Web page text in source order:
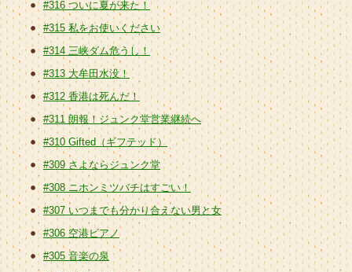
#316 ついに夏が来た！
#315 私をお使いください
#314 三峡ダム危うし！
#313 大牟田水没！
#312 香港は死んだ！
#311 朗報！ジュンク堂営業継続へ
#310 Gifted（ギフテッド）
#309 さよならジュンク堂
#308 ニホンミツバチはすごい！
#307 いつまでも分かり合えない男と女
#306 空港ピアノ
#305 音楽の泉